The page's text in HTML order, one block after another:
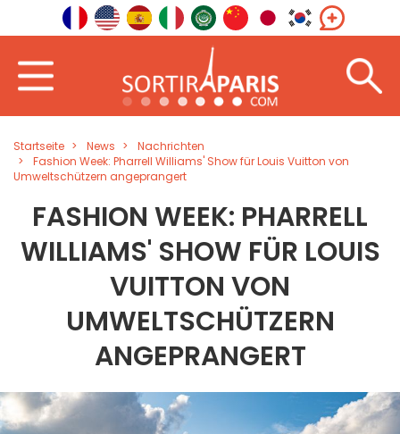
Startseite News
Nachrichten
Fashion Week: Pharrell Williams' Show für Louis Vuitton von
Umweltschützern angeprangert
FASHION WEEK: PHARRELL
WILLIAMS' SHOW FÜR LOUIS
VUITTON VON
UMWELTSCHÜTZERN
ANGEPRANGERT